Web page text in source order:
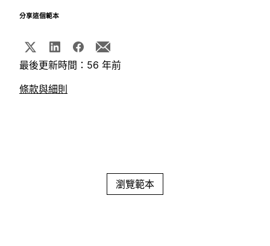
分享這個範本
最後更新時間：56 年前
條款與細則
瀏覽範本